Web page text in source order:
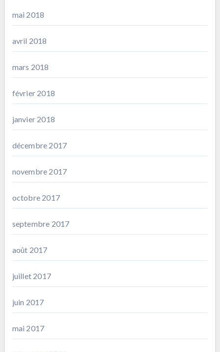
mai 2018
avril 2018
mars 2018
février 2018
janvier 2018
décembre 2017
novembre 2017
octobre 2017
septembre 2017
août 2017
juillet 2017
juin 2017
mai 2017